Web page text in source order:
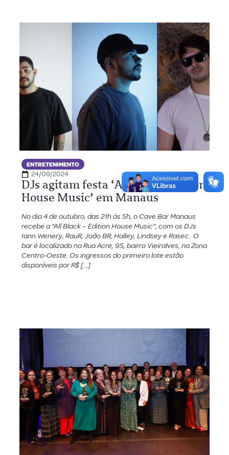
ENTRETENIMENTO
24/09/2024
DJs agitam festa ‘All Black- Edition
House Music’ em Manaus
No dia 4 de outubro, das 21h às 5h, o Cave Bar Manaus
recebe a “All Black – Edition House Music”, com os DJs
Iann Wenery, RauR, João BR, Halley, Lindsey e Rasec. O
bar é localizado na Rua Acre, 95, bairro Vieiralves, na Zona
Centro-Oeste. Os ingressos do primeiro lote estão
disponíveis por R$ […]